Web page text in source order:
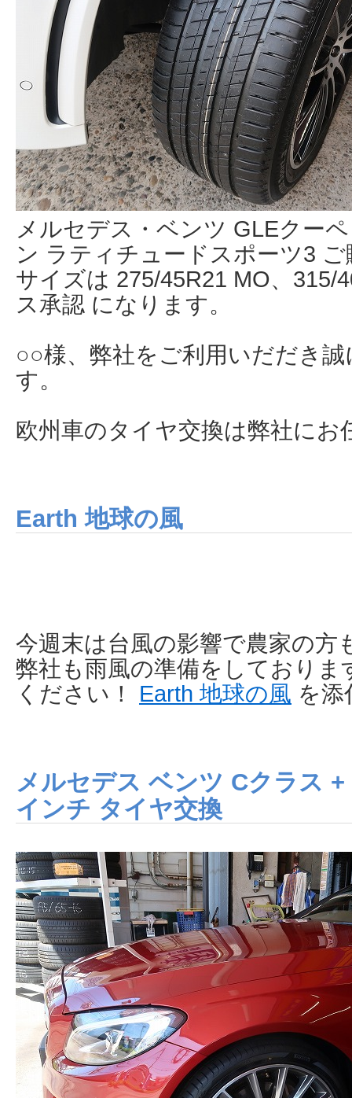
メルセデス・ベンツ GLEクー
ン ラティチュードスポーツ3
サイズは 275/45R21 MO、
ス承認 になります。
○○様、弊社をご利用いだだき
す。
欧州車のタイヤ交換は弊社にお
Earth 地球の風
今週末は台風の影響で農家の方
弊社も雨風の準備をしておりま
ください！ Earth 地球の風 を添
メルセデス ベンツ Cクラス
インチ タイヤ交換